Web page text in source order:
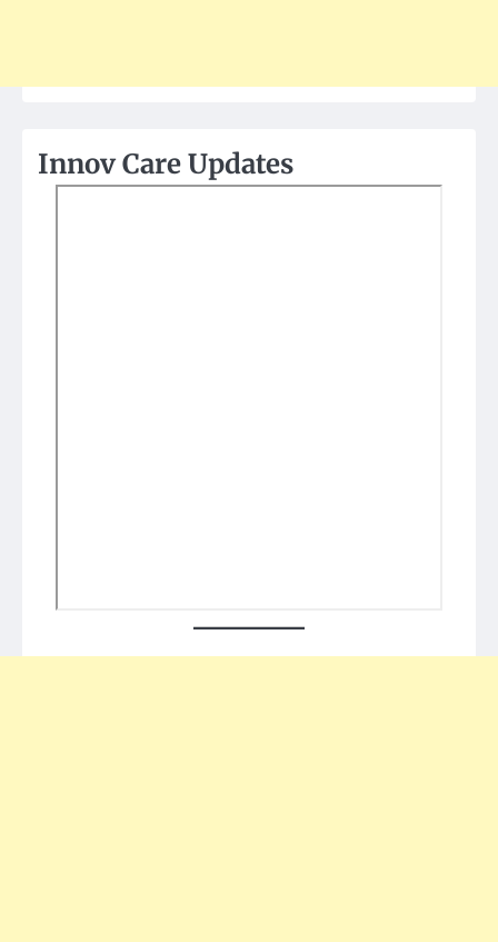
Innov Care Updates